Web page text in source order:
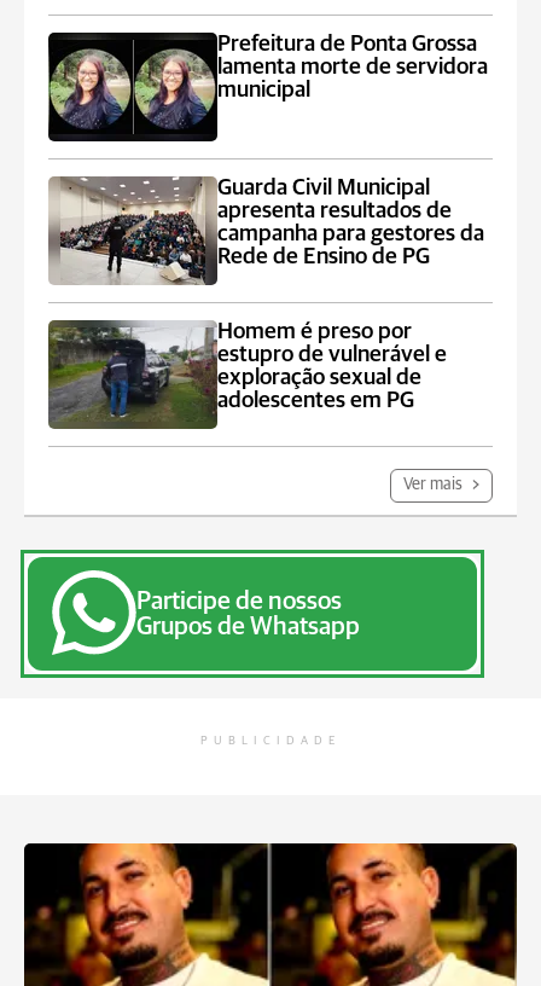
Prefeitura de Ponta Grossa
lamenta morte de servidora
municipal
Guarda Civil Municipal
apresenta resultados de
campanha para gestores da
Rede de Ensino de PG
Homem é preso por
estupro de vulnerável e
exploração sexual de
adolescentes em PG
Ver mais
Participe de nossos
Grupos de Whatsapp
PUBLICIDADE